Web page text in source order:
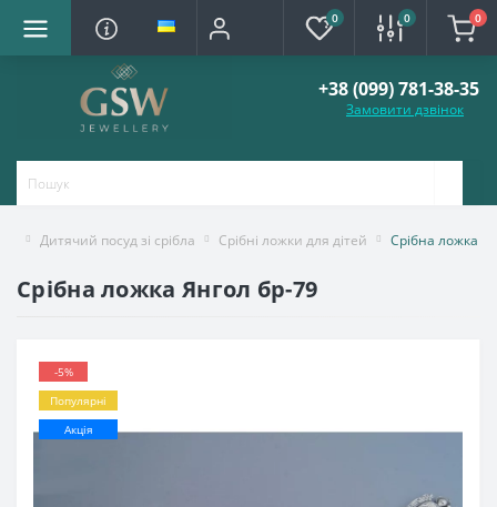
0 0 0
+38 (099) 781-38-35
Замовити дзвінок
Дитячий посуд зі срібла Срібні ложки для дітей Срібна ложка
Срібна ложка Янгол бр-79
-5%
Популярні
Акція